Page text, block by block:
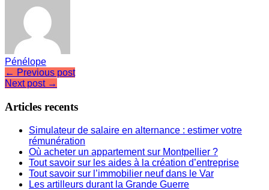
Pénélope
← Previous post
Next post →
Articles recents
Simulateur de salaire en alternance : estimer votre
rémunération
Où acheter un appartement sur Montpellier ?
Tout savoir sur les aides à la création d’entreprise
Tout savoir sur l’immobilier neuf dans le Var
Les artilleurs durant la Grande Guerre